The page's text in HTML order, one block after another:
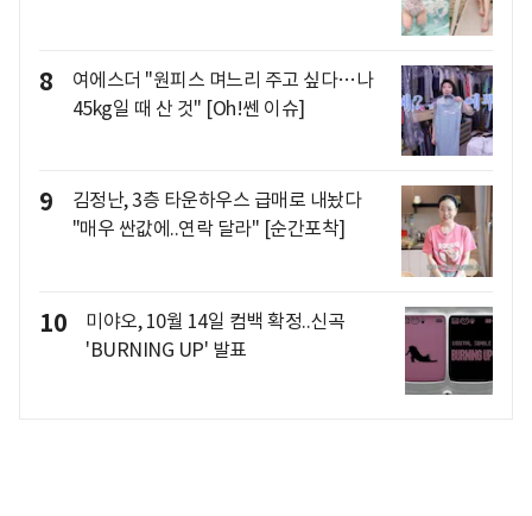
8
여에스더 "원피스 며느리 주고 싶다…나
45kg일 때 산 것" [Oh!쎈 이슈]
9
김정난, 3층 타운하우스 급매로 내놨다
"매우 싼값에..연락 달라" [순간포착]
10
미야오, 10월 14일 컴백 확정..신곡
'BURNING UP' 발표